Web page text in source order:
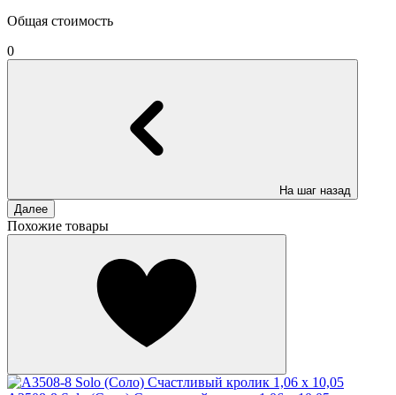
Общая стоимость
0
На шаг назад
Далее
Похожие товары